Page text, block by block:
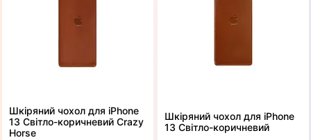
Шкіряний чохол для iPhone
13 Світло-коричневий Crazy
Horse
Шкіряний чохол для iPhone
13 Світло-коричневий